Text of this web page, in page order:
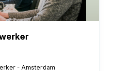
- Amsterdam